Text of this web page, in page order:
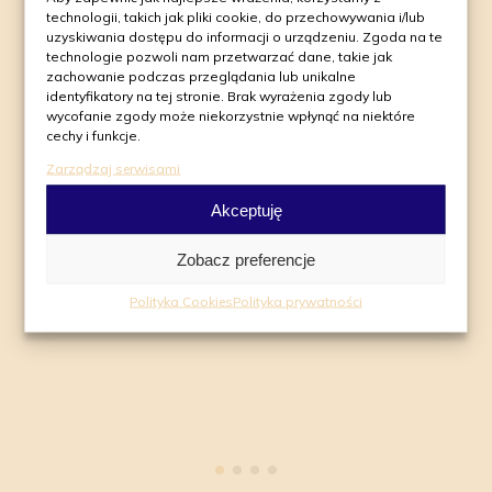
technologii, takich jak pliki cookie, do przechowywania i/lub
uzyskiwania dostępu do informacji o urządzeniu. Zgoda na te
technologie pozwoli nam przetwarzać dane, takie jak
zachowanie podczas przeglądania lub unikalne
identyfikatory na tej stronie. Brak wyrażenia zgody lub
wycofanie zgody może niekorzystnie wpłynąć na niektóre
cechy i funkcje.
Zarządzaj serwisami
Akceptuję
Zobacz preferencje
Polityka CookiesPolityka prywatności
przyczyniła się do rozbudowy portfela
Klientów naszej firmy. Doceniając
profesjonalizm agencji rekomendujemy
współpracę z Roial jako z rzetelnym,
zaangażowanym i doświadczonym
partnerem.
Aleksandra Woszczyk
Specjalista ds. marketingu
Moovin Interiors